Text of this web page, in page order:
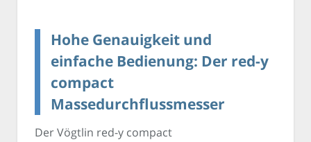
Hohe Genauigkeit und
einfache Bedienung: Der red-y
compact
Massedurchflussmesser
Der Vögtlin red-y compact